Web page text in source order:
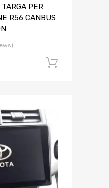
PER
R56 CANBUS